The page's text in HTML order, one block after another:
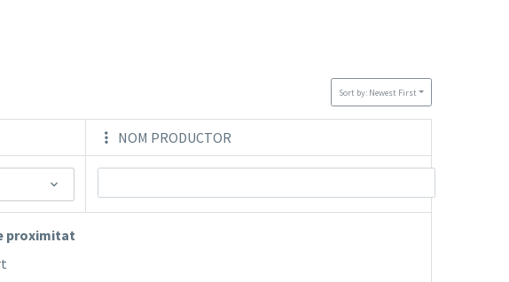
Sort by: Newest First
NOM PRODUCTOR
proximitat